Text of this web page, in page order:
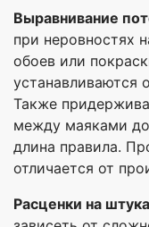
Выравнивание
при неровностях
обоев или
устанавливаются
Также
между маяками
длина правила.
отличается от
Расценки на